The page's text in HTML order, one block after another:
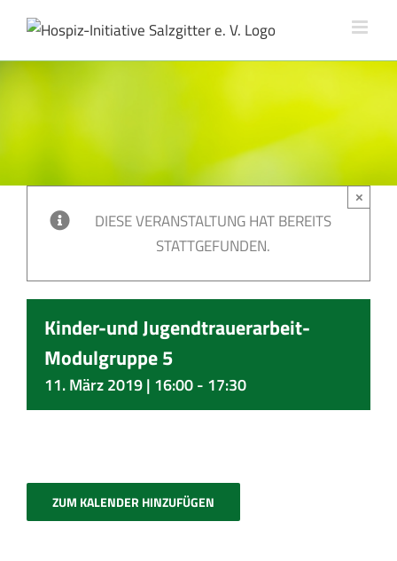
content
DIESE VERANSTALTUNG HAT BEREITS
STATTGEFUNDEN.
×
Kinder-und Jugendtrauerarbeit-
Modulgruppe 5
11. März 2019 | 16:00- 17:30
ZUM KALENDER HINZUFÜGEN